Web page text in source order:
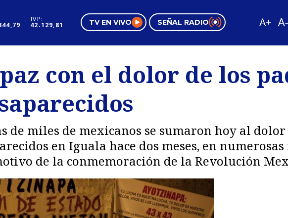
IVP:
42.129,81 TV EN VIVO SEÑAL RADIO
Negocios
Pura Mujer
Tendencias
con el dolor de los
de miles de mexicanos se sumaron hoy al dolor
en Iguala hace dos meses, en
de la conmemoración de la Revolución